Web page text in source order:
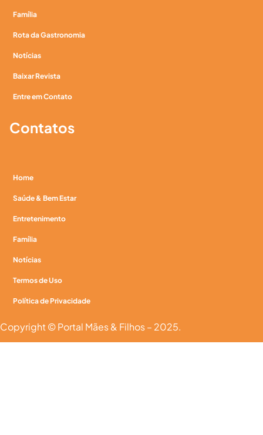
Família
Rota da Gastronomia
Notícias
Baixar Revista
Entre em Contato
Contatos
Home
Saúde & Bem Estar
Entretenimento
Família
Notícias
Termos de Uso
Política de Privacidade
Copyright © Portal Mães & Filhos – 2025.